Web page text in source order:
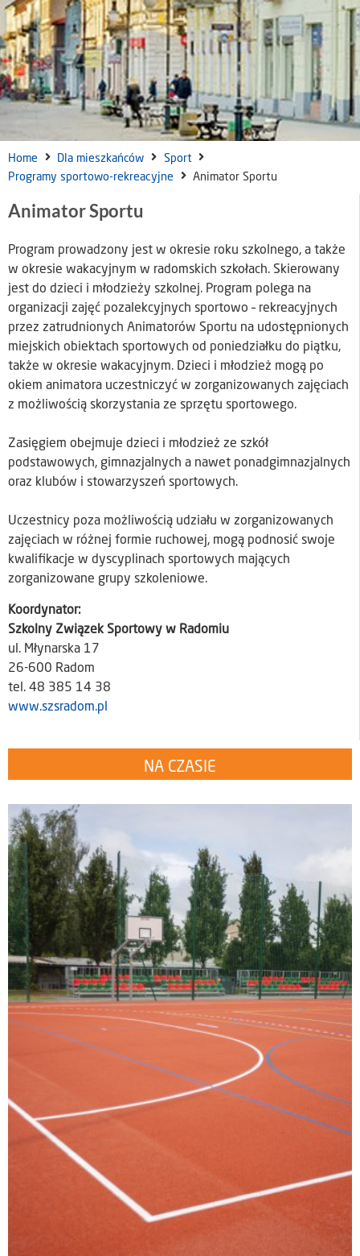
Home Dla mieszkańców
Sport
Programy sportowo-rekreacyjne
Animator Sportu
Animator Sportu
Program prowadzony jest w okresie roku szkolnego, a także
w okresie wakacyjnym w radomskich szkołach. Skierowany
jest do dzieci i młodzieży szkolnej. Program polega na
organizacji zajęć pozalekcyjnych sportowo – rekreacyjnych
przez zatrudnionych Animatorów Sportu na udostępnionych
miejskich obiektach sportowych od poniedziałku do piątku,
także w okresie wakacyjnym. Dzieci i młodzież mogą po
okiem animatora uczestniczyć w zorganizowanych zajęciach
z możliwością skorzystania ze sprzętu sportowego.
Zasięgiem obejmuje dzieci i młodzież ze szkół
podstawowych, gimnazjalnych a nawet ponadgimnazjalnych
oraz klubów i stowarzyszeń sportowych.
Uczestnicy poza możliwością udziału w zorganizowanych
zajęciach w różnej formie ruchowej, mogą podnosić swoje
kwalifikacje w dyscyplinach sportowych mających
zorganizowane grupy szkoleniowe.
Koordynator:
Szkolny Związek Sportowy w Radomiu
ul. Młynarska 17
26-600 Radom
tel. 48 385 14 38
www.szsradom.pl
NA CZASIE